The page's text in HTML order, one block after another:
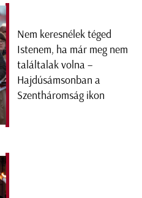
Nem keresnélek téged
Istenem, ha már meg nem
találtalak volna –
Hajdúsámsonban a
Szentháromság ikon